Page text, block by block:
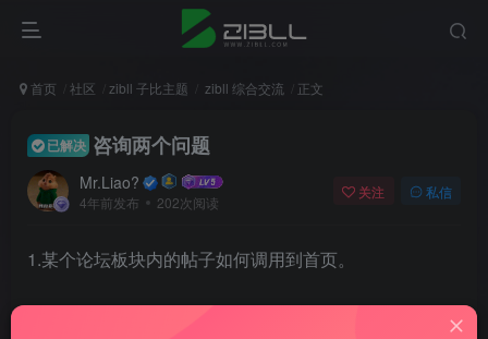
首页 社区 zibll 子比主题 zibll 综合交流 正文
已解决 咨询两个问题
Mr.Liao?
4年前发布 202次阅读
关注 私信
1.某个论坛板块内的帖子如何调用到首页。